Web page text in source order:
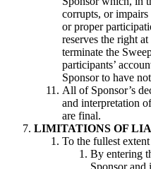
corrupts, or
or proper
reserves the right
terminate the
participants’
Sponsor to have
All of Sponsor’s
and interpretation
are final.
LIMITATIONS OF
To the fullest
By entering